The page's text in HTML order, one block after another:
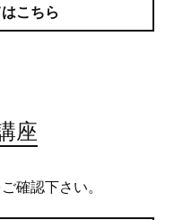
こちら
座
確認下さい。